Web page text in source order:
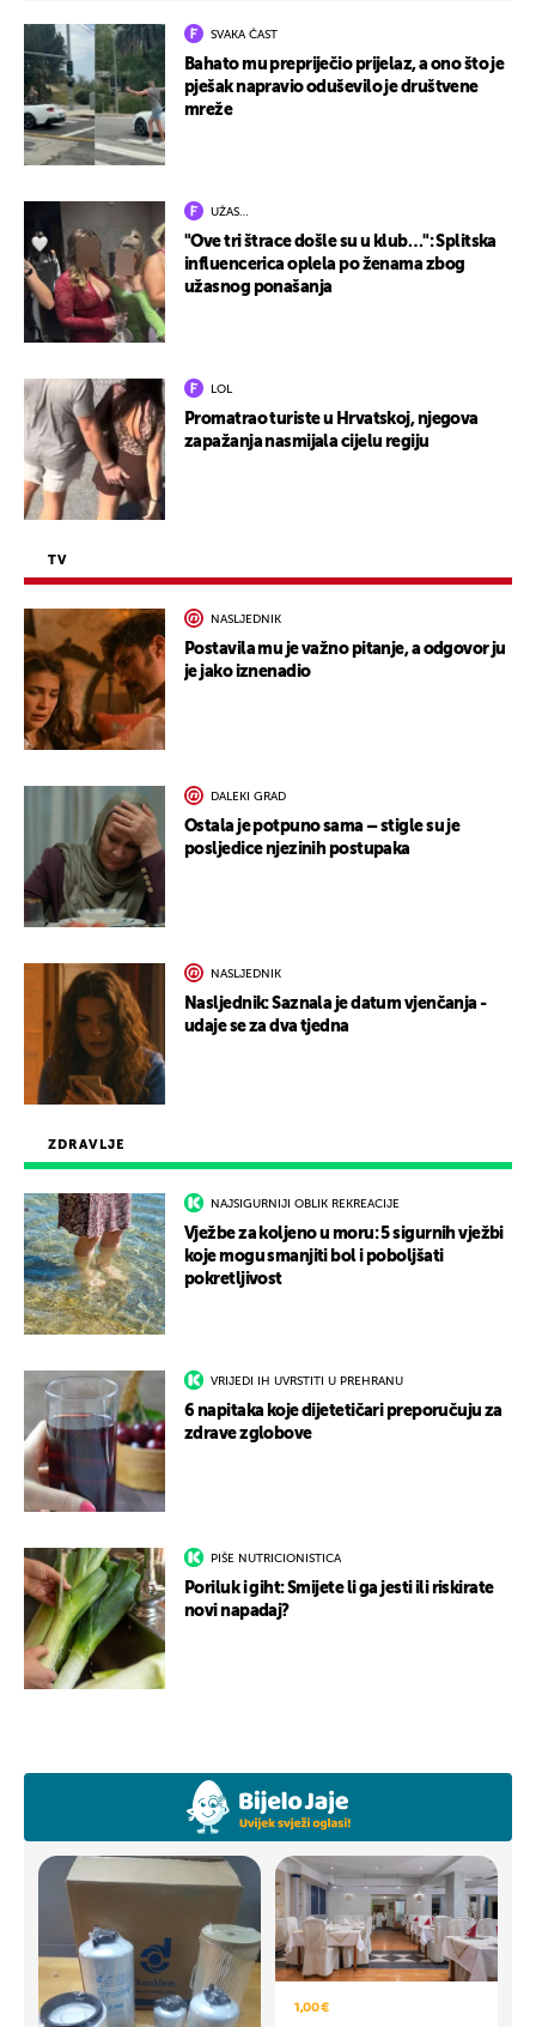
ZDRAVLJE
NAJSIGURNIJI OBLIK REKREACIJE
Vježbe za koljeno u moru: 5 sigurnih vježbi
koje mogu smanjiti bol i poboljšati
pokretljivost
VRIJEDI IH UVRSTITI U PREHRANU
6 napitaka koje dijetetičari preporučuju za
zdrave zglobove
PIŠE NUTRICIONISTICA
Poriluk i giht: Smijete li ga jesti ili riskirate
novi napadaj?
SVAKA ČAST
Bahato mu prepriječio prijelaz, a ono što je
pješak napravio oduševilo je društvene
mreže
UŽAS…
"Ove tri štrace došle su u klub…": Splitska
influencerica oplela po ženama zbog
užasnog ponašanja
LOL
Promatrao turiste u Hrvatskoj, njegova
zapažanja nasmijala cijelu regiju
TV
NASLJEDNIK
Postavila mu je važno pitanje, a odgovor ju
je jako iznenadio
DALEKI GRAD
Ostala je potpuno sama – stigle su je
posljedice njezinih postupaka
NASLJEDNIK
Nasljednik: Saznala je datum vjenčanja -
udaje se za dva tjedna
1,00 €